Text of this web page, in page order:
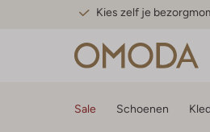
Kies zelf je
Sale Schoenen